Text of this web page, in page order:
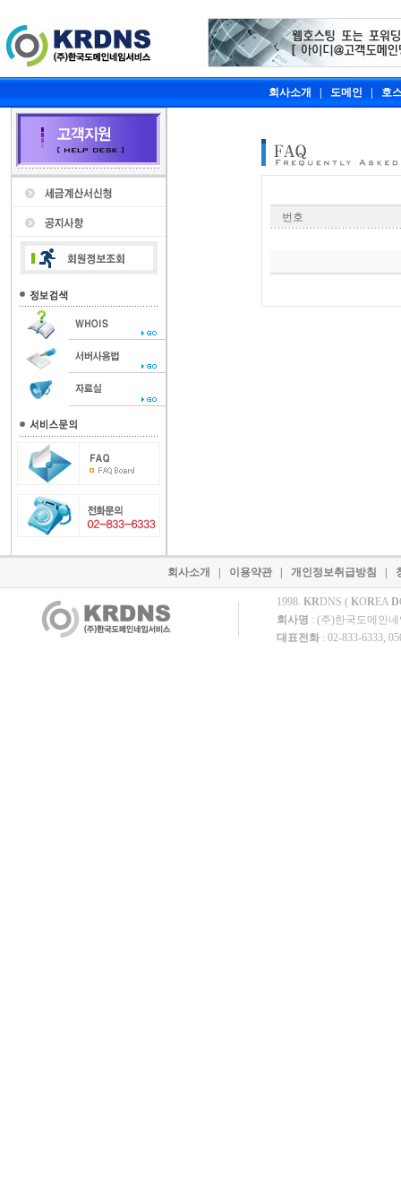
회사소개 도메인 호
번호
회사소개 이용약관 개인정보취급방침
1998. KRDNS ( KOREA D
회사명 : (주)한국도메인
대표전화 : 02-833-6333,